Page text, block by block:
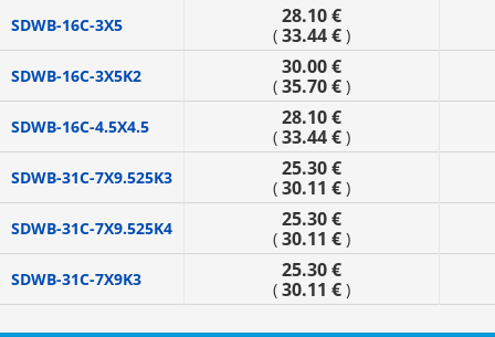
SDWB-16C-3X5 28.10 €
( 33.44 € )
SDWB-16C-3X5K2 30.00 €
( 35.70 € )
SDWB-16C-4.5X4.5 28.10 €
( 33.44 € )
SDWB-31C-7X9.525K3 25.30 €
( 30.11 € )
SDWB-31C-7X9.525K4 25.30 €
( 30.11 € )
SDWB-31C-7X9K3 25.30 €
( 30.11 € )